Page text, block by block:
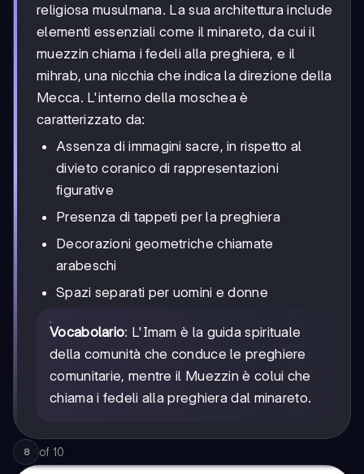
religiosa musulmana. La sua architettura include
elementi essenziali come il minareto, da cui il
muezzin chiama i fedeli alla preghiera, e il
mihrab, una nicchia che indica la direzione della
Mecca. L'interno della moschea è
caratterizzato da:
Assenza di immagini sacre, in rispetto al
divieto coranico di rappresentazioni
figurative
Presenza di tappeti per la preghiera
Decorazioni geometriche chiamate
arabeschi
Spazi separati per uomini e donne
Vocabolario: L'Imam è la guida spirituale
della comunità che conduce le preghiere
comunitarie, mentre il Muezzin è colui che
chiama i fedeli alla preghiera dal minareto.
8 of 10